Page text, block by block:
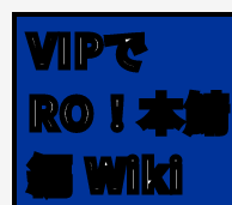
VIPで
RO！本鯖
編 Wiki